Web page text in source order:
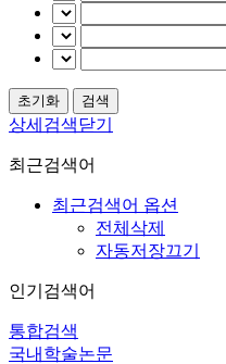
상세검색닫기
최근검색어
최근검색어 옵션
전체삭제
자동저장끄기
인기검색어
통합검색
국내학술논문